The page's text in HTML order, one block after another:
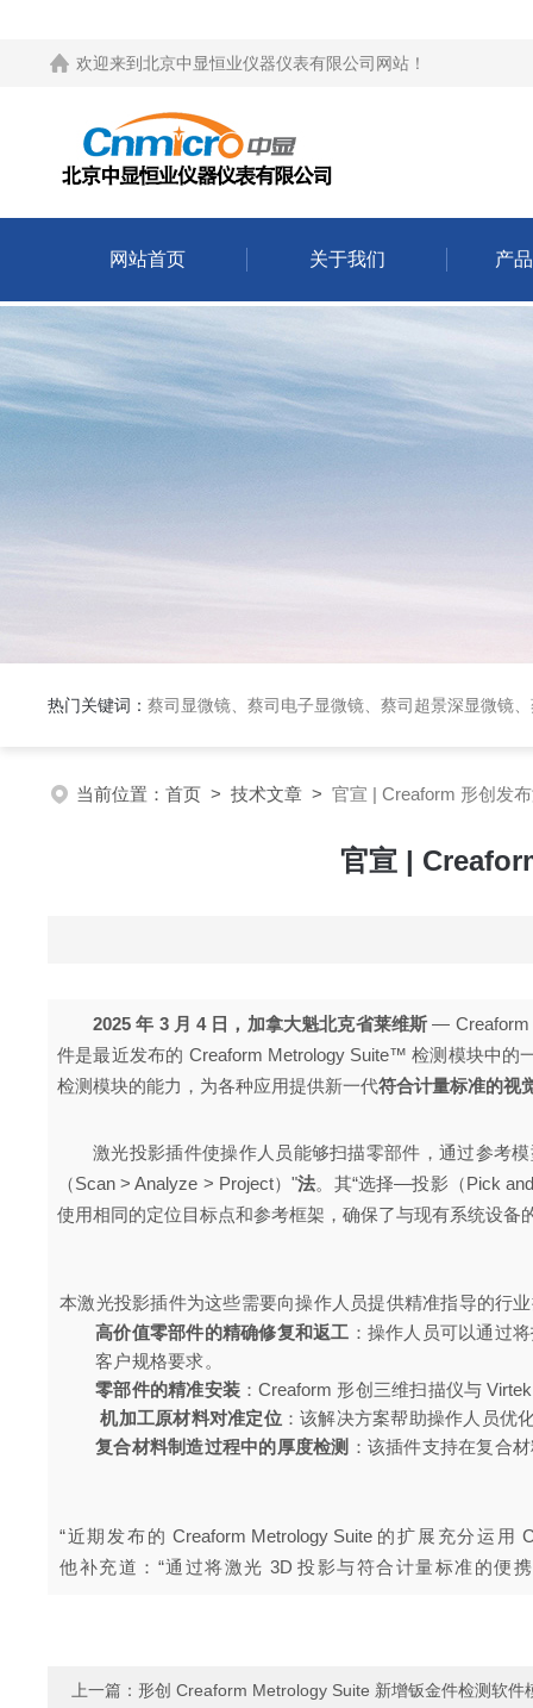
欢迎来到 北京中显恒业仪器仪表有限公司网站 ！
网站首页 关于我们 产
热门关键词： 蔡司显微镜、蔡司电子显微镜、蔡司超景深显微镜
当前位置： 首页 > 技术文章 > 官宣 | Creaform 形创发
官宣 |
2025 年 3 月 4 日，加拿大魁北克省莱维斯— Creaform
件是最近发布的 Creaform Metrology Suite™ 检测模块中的
检测模块的能力，为各种应用提供新一代符合计量标准的视
激光投影插件使操作人员能够扫描零部件，通过参考
（Scan > Analyze > Project）"法。其“选择—投影（Pick
使用相同的定位目标点和参考框架，确保了与现有系统设备
本激光投影插件为这些需要向操作人员提供精准指导的行
高价值零部件的精确修复和返工 ：操作人员可以通过
客户规格要求。
零部件的精准安装 ：Creaform 形创三维扫描仪与
机加工原材料对准定位：该解决方案帮助操作人员优
复合材料制造过程中的厚度检测 ：该插件支持在复合
“近期发布的 Creaform Metrology Suite 的扩展充分运用
他补充道：“通过将激光 3D 投影与符合计量标准的便
上一篇： 形创 Creaform Metrology Suite 新增钣金件检测软件